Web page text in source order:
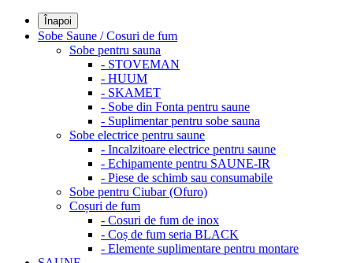
Înapoi
Sobe Saune / Cosuri de fum
Sobe pentru sauna
- STOVEMAN
- HUUM
- SKAMET
- Sobe din Fonta pentru saune
- Suplimentar pentru sobe sauna
Sobe electrice pentru saune
- Incalzitoare electrice pentru saune
- Echipamente pentru SAUNE-IR
- Piese de schimb sau consumabile
Sobe pentru Ciubar (Ofuro)
Coșuri de fum
- Cosuri de fum de inox
- Coș de fum seria BLACK
- Elemente suplimentare pentru montare